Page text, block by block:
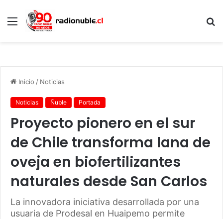
Menú
Inicio / Noticias
Noticias Ñuble Portada
Proyecto pionero en el sur
de Chile transforma lana de
oveja en biofertilizantes
naturales desde San Carlos
La innovadora iniciativa desarrollada por una
usuaria de Prodesal en Huaipemo permite